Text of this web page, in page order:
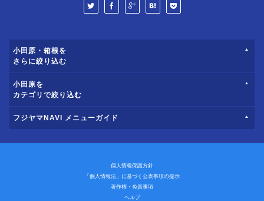
小田原・箱根を
さらに絞り込む
小田原を
カテゴリで絞り込む
フジヤマNAVI メニューガイド
個人情報保護方針
「個人情報法」に基づく公表事項の提示
著作権・免責事項
ヘルプ